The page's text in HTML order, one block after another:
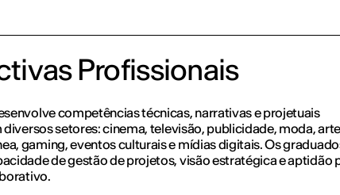
Profissionais
competências técnicas, narrativas e projetuais
diversos setores: cinema, televisão, publicidade, moda, arte
gaming, eventos culturais e mídias digitais. Os
de gestão de projetos, visão estratégica e aptidão